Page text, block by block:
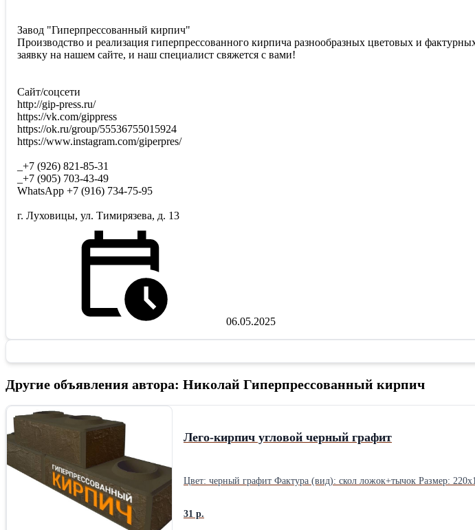
Завод "Гиперпрессованный кирпич"
Производство и реализация гиперпрессованного кирпича разнообразных цветовых и
заявку на нашем сайте, и наш специалист свяжется с вами!
Сайт/соцсети
http://gip-press.ru/
https://vk.com/gippress
https://ok.ru/group/55536755015924
https://www.instagram.com/giperpres/
_+7 (926) 821-85-31
_+7 (905) 703-43-49
WhatsApp +7 (916) 734-75-95
г. Луховицы, ул. Тимирязева, д. 13
06.05.2025
Другие объявления автора: Николай Гиперпрессованный кирпич
Лего-кирпич угловой черный графит
31 р.